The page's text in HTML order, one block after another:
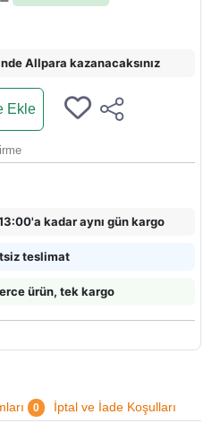
Allpara kazanacaksınız
Ekle
kadar aynı gün kargo
teslimat
ürün, tek kargo
0 İptal ve İade Koşulları